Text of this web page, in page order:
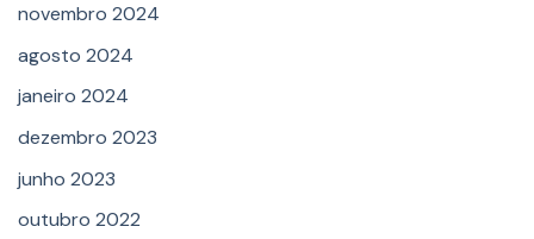
novembro 2024
agosto 2024
janeiro 2024
dezembro 2023
junho 2023
outubro 2022